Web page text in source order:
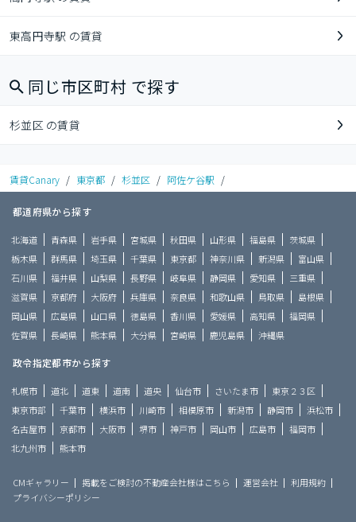
東高円寺駅 の賃貸
同じ市区町村 で探す
杉並区 の賃貸
賃貸Canary / 東京都 / 杉並区 / 阿佐ケ谷駅 /
都道府県から探す
北海道 青森県 岩手県 宮城県 秋田県 山形県 福島県
茨城県
栃木県
群馬県 埼玉県 千葉県 東京都 神奈川県 新潟県
富山県
石川県
福井県 山梨県 長野県 岐阜県 静岡県 愛知県
三重県
滋賀県
京都府 大阪府 兵庫県 奈良県 和歌山県 鳥取県
島根県
岡山県
広島県 山口県 徳島県 香川県 愛媛県 高知県
福岡県
佐賀県
長崎県 熊本県 大分県 宮崎県 鹿児島県 沖縄県
政令指定都市から探す
札幌市 道北 道東 道南 道央 仙台市 さいたま市
東京２３区
東京市部
千葉市 横浜市 川崎市 相模原市 新潟市 静岡市
浜松市
名古屋市
京都市 大阪市 堺市 神戸市 岡山市 広島市
福岡市
北九州市
熊本市
CMギャラリー 掲載をご検討の不動産会社様はこちら 運営会社
利用規約
プライバシーポリシー